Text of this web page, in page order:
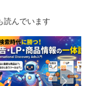
読んでいます